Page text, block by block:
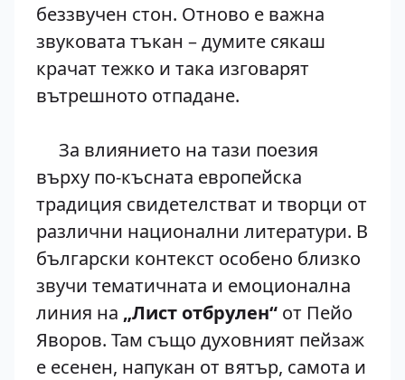
беззвучен стон. Отново е важна
звуковата тъкан – думите сякаш
крачат тежко и така изговарят
вътрешното отпадане.
За влиянието на тази поезия
върху по-късната европейска
традиция свидетелстват и творци от
различни национални литератури. В
български контекст особено близко
звучи тематичната и емоционална
линия на „Лист отбрулен“ от Пейо
Яворов. Там също духовният пейзаж
е есенен, напукан от вятър, самота и